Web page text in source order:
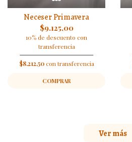
Neceser Primavera
$9.125,00
10% de descuento con
transferencia
$8.212,50con transferencia
COMPRAR
Ver más